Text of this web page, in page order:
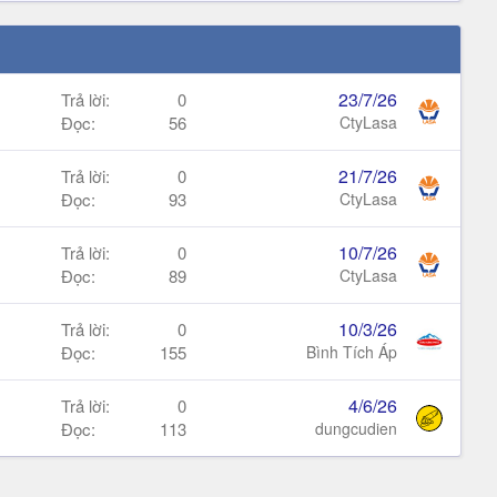
Trả lời
0
Đọc
56
23/7/26
CtyLasa
Trả lời
0
Đọc
93
21/7/26
CtyLasa
Trả lời
0
Đọc
89
10/7/26
CtyLasa
Trả lời
0
Đọc
155
10/3/26
Bình Tích Áp
Trả lời
0
Đọc
113
4/6/26
dungcudien